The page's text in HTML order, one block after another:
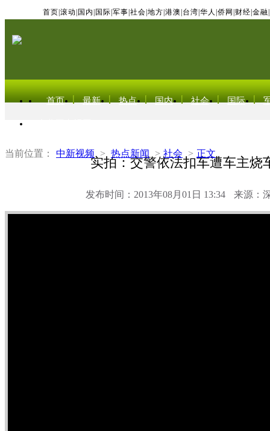
首页 滚动 国内 国际 军事 社会 地方 港澳 台湾 华人 侨网 财经 金融
首页 最新 热点 国内 社会 国际
当前位置： 中新视频 > 热点新闻 > 社会 > 正文
实拍：交警依法扣车遭车主烧
发布时间：2013年08月01日 13:34 来源：